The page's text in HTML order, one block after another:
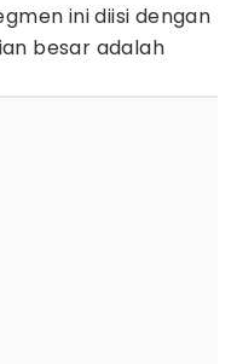
ini diisi dengan
besar adalah